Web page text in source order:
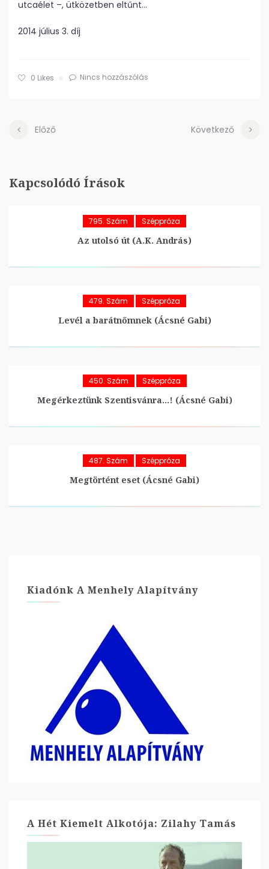
utcaélet –, ütközetben eltűnt…
2014 július 3. díj
0 Likes Nincs hozzászólás
Előző Következő
Kapcsolódó Írások
795. Szám Széppróza
Az utolsó út (A.K. András)
479. Szám Széppróza
Levél a barátnőmnek (Ácsné Gabi)
450. Szám Széppróza
Megérkeztünk Szentisvánra…! (Ácsné Gabi)
487. Szám Széppróza
Megtörtént eset (Ácsné Gabi)
Kiadónk A Menhely Alapítvány
A Hét Kiemelt Alkotója: Zilahy Tamás